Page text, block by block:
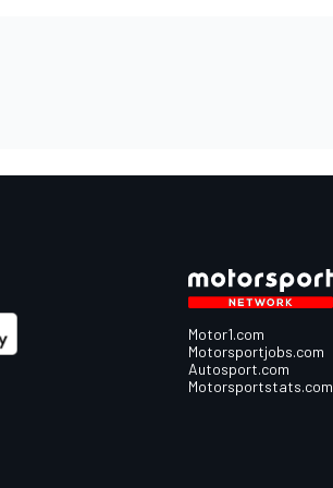
Motor1.com
Motorsportjobs.com
Autosport.com
Motorsportstats.com